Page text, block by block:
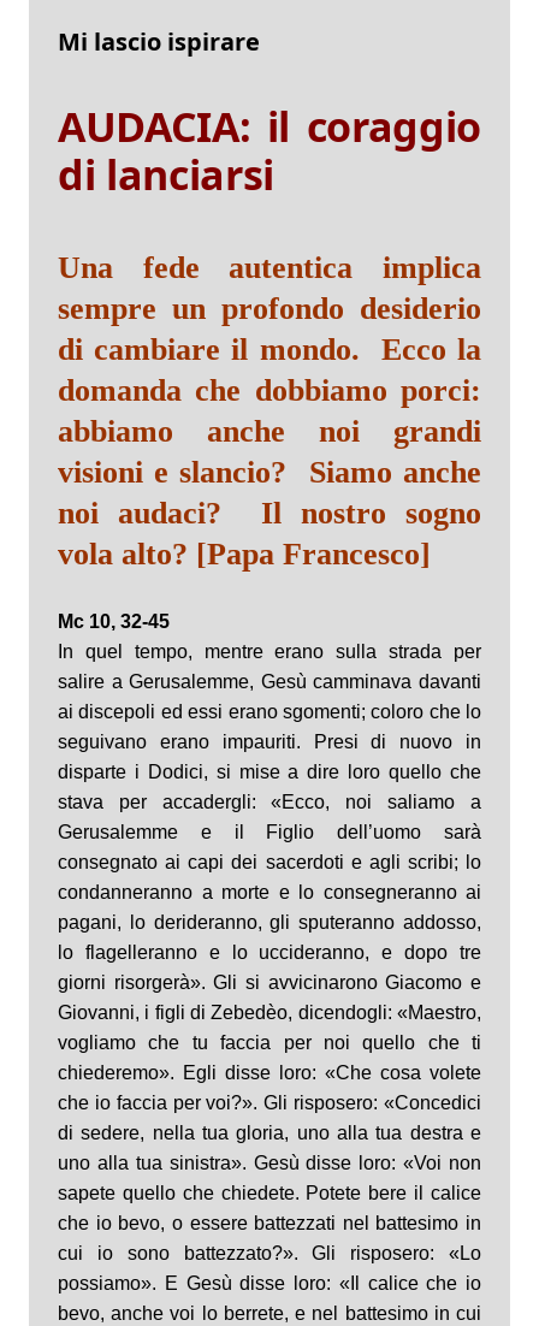
Mi lascio ispirare
AUDACIA: il coraggio
di lanciarsi
Una fede autentica implica
sempre un profondo desiderio
di cambiare il mondo. Ecco la
domanda che dobbiamo porci:
abbiamo anche noi grandi
visioni e slancio? Siamo anche
noi audaci? Il nostro sogno
vola alto? [Papa Francesco]
Mc 10, 32-45
In quel tempo, mentre erano sulla strada per
salire a Gerusalemme, Gesù camminava davanti
ai discepoli ed essi erano sgomenti; coloro che lo
seguivano erano impauriti. Presi di nuovo in
disparte i Dodici, si mise a dire loro quello che
stava per accadergli: «Ecco, noi saliamo a
Gerusalemme e il Figlio dell’uomo sarà
consegnato ai capi dei sacerdoti e agli scribi; lo
condanneranno a morte e lo consegneranno ai
pagani, lo derideranno, gli sputeranno addosso,
lo flagelleranno e lo uccideranno, e dopo tre
giorni risorgerà». Gli si avvicinarono Giacomo e
Giovanni, i figli di Zebedèo, dicendogli: «Maestro,
vogliamo che tu faccia per noi quello che ti
chiederemo». Egli disse loro: «Che cosa volete
che io faccia per voi?». Gli risposero: «Concedici
di sedere, nella tua gloria, uno alla tua destra e
uno alla tua sinistra». Gesù disse loro: «Voi non
sapete quello che chiedete. Potete bere il calice
che io bevo, o essere battezzati nel battesimo in
cui io sono battezzato?». Gli risposero: «Lo
possiamo». E Gesù disse loro: «Il calice che io
bevo, anche voi lo berrete, e nel battesimo in cui